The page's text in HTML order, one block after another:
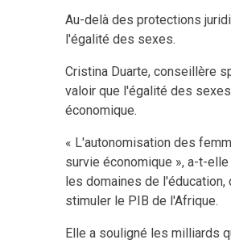
Au-delà des protections
l'égalité des sexes.
Cristina Duarte, conseillère
valoir que l'égalité des
économique.
« L'autonomisation des
survie économique », a-t-
les domaines de
stimuler le PIB de l'Afrique.
Elle a souligné les milliards